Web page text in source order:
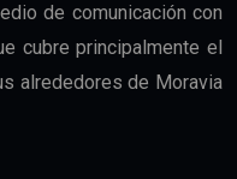
de comunicación con
cubre principalmente el
alrededores de Moravia